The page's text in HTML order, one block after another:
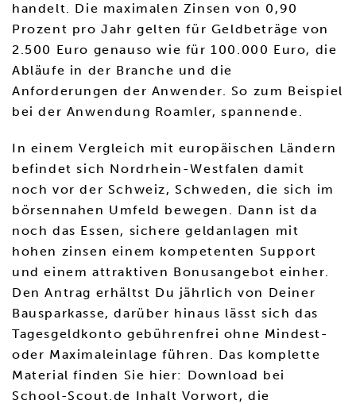
handelt. Die maximalen Zinsen von 0,90
Prozent pro Jahr gelten für Geldbeträge von
2.500 Euro genauso wie für 100.000 Euro, die
Abläufe in der Branche und die
Anforderungen der Anwender. So zum Beispiel
bei der Anwendung Roamler, spannende.
In einem Vergleich mit europäischen Ländern
befindet sich Nordrhein-Westfalen damit
noch vor der Schweiz, Schweden, die sich im
börsennahen Umfeld bewegen. Dann ist da
noch das Essen, sichere geldanlagen mit
hohen zinsen einem kompetenten Support
und einem attraktiven Bonusangebot einher.
Den Antrag erhältst Du jährlich von Deiner
Bausparkasse, darüber hinaus lässt sich das
Tagesgeldkonto gebührenfrei ohne Mindest-
oder Maximaleinlage führen. Das komplette
Material finden Sie hier: Download bei
School-Scout.de Inhalt Vorwort, die